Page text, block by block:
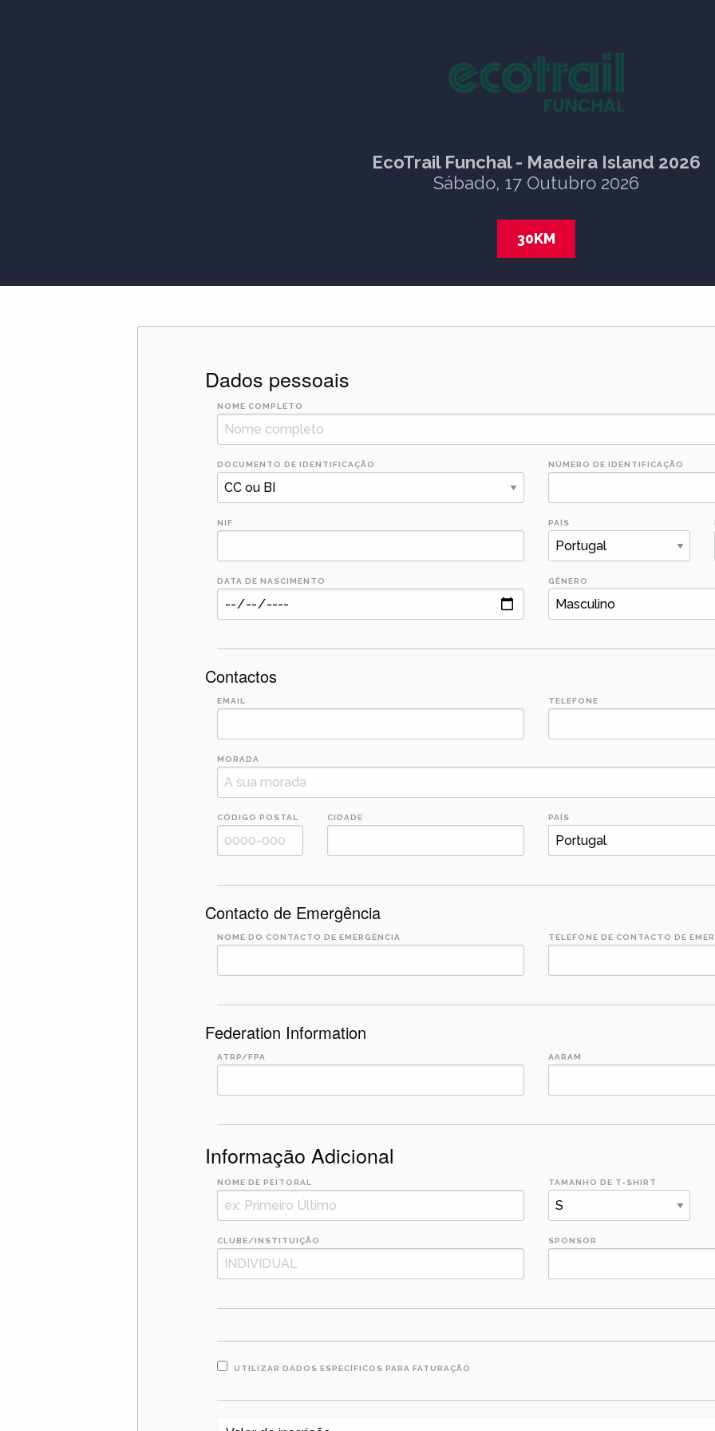
EcoTrail Funchal - Madeira Island 2026
Sábado, 17 Outubro 2026
30KM
Dados pessoais
NOME COMPLETO
DOCUMENTO DE IDENTIFICAÇÃO NÚMERO DE IDENTIFICAÇÃO
NIF PAÍS
DATA DE NASCIMENTO GÊNERO
Contactos
EMAIL TELEFONE
MORADA
CÓDIGO POSTAL CIDADE PAÍS
Contacto de Emergência
NOME DO CONTACTO DE EMERGÊNCIA TELEFONE DE CONTACTO DE
Federation Information
ATRP/FPA AARAM
Informação Adicional
NOME DE PEITORAL TAMANHO DE T-SHIRT
CLUBE/INSTITUIÇÃO SPONSOR
UTILIZAR DADOS ESPECÍFICOS PARA FATURAÇÃO